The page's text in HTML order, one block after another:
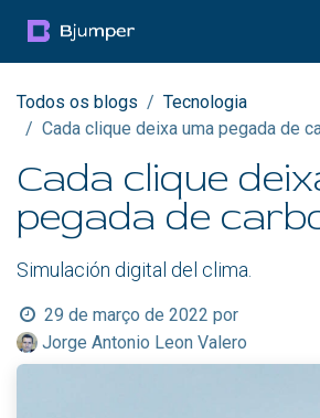
Todos os blogs
Tecnologia
Cada clique deixa uma pegada de
Cada clique
pegada de
Simulación digital del clima.
29 de março de 2022 por
Jorge Antonio Leon Valero